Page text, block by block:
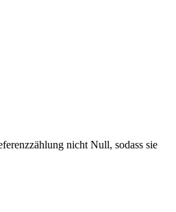
nicht Null, sodass sie